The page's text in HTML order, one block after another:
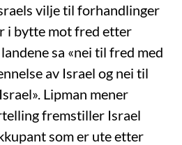
vilje til forhandlinger
i bytte mot fred etter
sa «nei til fred med
av Israel og nei til
Lipman mener
fremstiller Israel
som er ute etter